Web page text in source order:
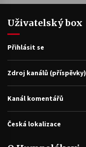
Uživatelský box
Přihlásit se
Zdroj kanálů (příspěvky)
Kanál komentářů
Česká lokalizace